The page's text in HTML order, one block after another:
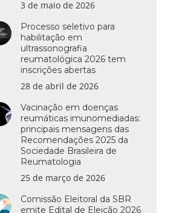
3 de maio de 2026
Processo seletivo para
habilitação em
ultrassonografia
reumatológica 2026 tem
inscrições abertas
28 de abril de 2026
Vacinação em doenças
reumáticas imunomediadas:
principais mensagens das
Recomendações 2025 da
Sociedade Brasileira de
Reumatologia
25 de março de 2026
Comissão Eleitoral da SBR
emite Edital de Eleição 2026